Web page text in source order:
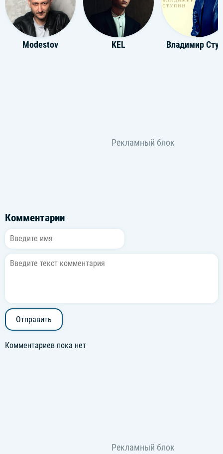
Modestov KEL
Комментарии
Отправить
Комментариев пока нет